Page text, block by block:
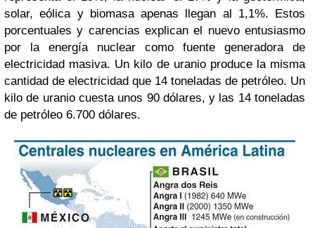
solar, eólica y biomasa apenas llegan al 1,1%. Estos
porcentuales y carencias explican el nuevo entusiasmo
por la energía nuclear como fuente generadora de
electricidad masiva. Un kilo de uranio produce la misma
cantidad de electricidad que 14 toneladas de petróleo. Un
kilo de uranio cuesta unos 90 dólares, y las 14 toneladas
de petróleo 6.700 dólares.